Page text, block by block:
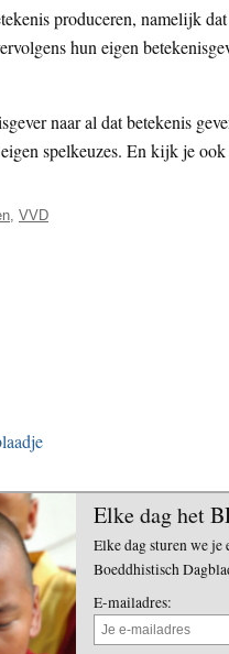
produceren, namelijk
hun eigen
naar al dat betekenis
spelkeuzes. En kijk je
, VVD
Elke dag het
Elke dag sturen we je
Boeddhistisch
E-mailadres: